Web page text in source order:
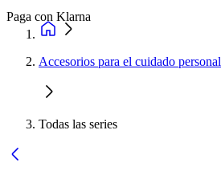
Paga con Klarna
Accesorios para el cuidado personal
Todas las series